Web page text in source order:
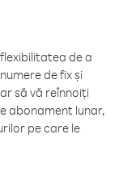
de a
de fix și
să vă reînnoiți
abonament lunar,
pe care le